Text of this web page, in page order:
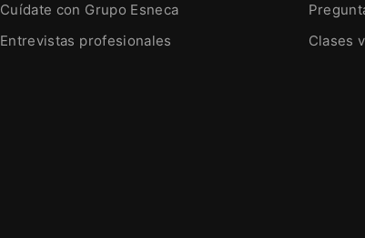
Cuídate con Grupo Esneca
Entrevistas profesionales
Clases